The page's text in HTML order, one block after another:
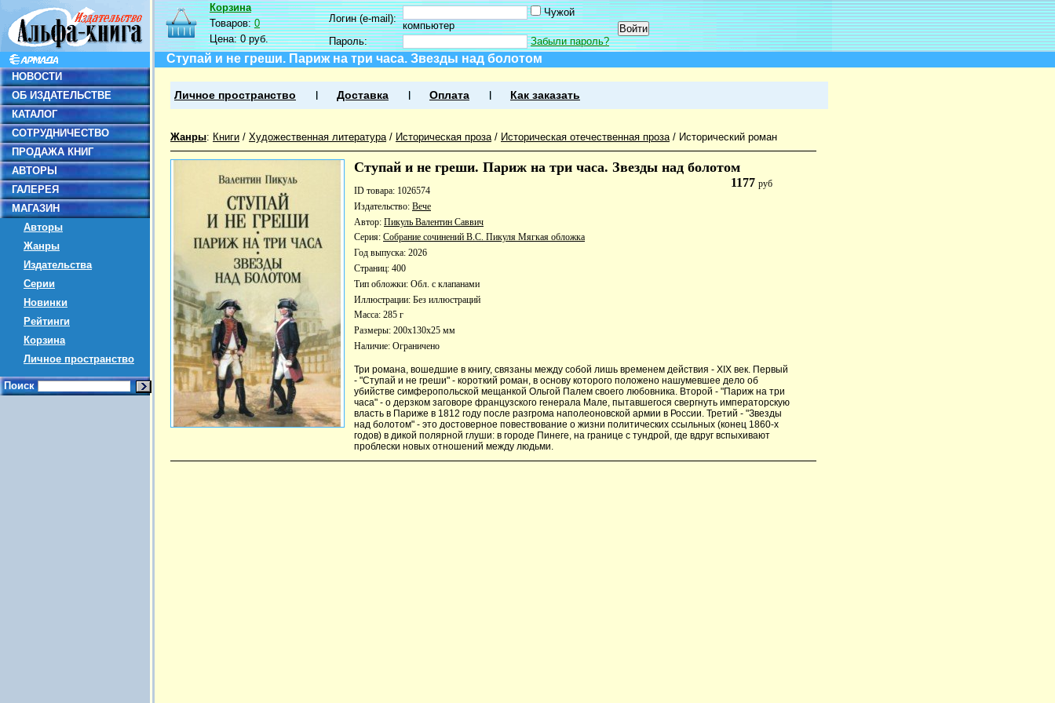
НОВОСТИ
ОБ ИЗДАТЕЛЬСТВЕ
КАТАЛОГ
СОТРУДНИЧЕСТВО
ПРОДАЖА КНИГ
АВТОРЫ
ГАЛЕРЕЯ
МАГАЗИН
Авторы
Жанры
Издательства
Серии
Новинки
Рейтинги
Корзина
Личное пространство
Поиск
Корзина
Товаров:0
Цена:0 руб.
Логин (e-mail):
Чужой
компьютер
Пароль:
Забыли пароль?
Ступай и не греши. Париж на три часа. Звезды над болотом
Личное пространство Доставка Оплата Как заказать
Жанры: Книги / Художественная литература/ Историческая проза/ Историческая отечественная проза/ Исторический роман
Ступай и не греши. Париж на три часа. Звезды над болотом
1177руб
ID товара: 1026574
Издательство: Вече
Автор: Пикуль Валентин Саввич
Серия: Собрание сочинений В.С. Пикуля Мягкая обложка
Год выпуска: 2026
Страниц: 400
Тип обложки: Обл. с клапанами
Иллюстрации: Без иллюстраций
Масса: 285 г
Размеры: 200x130x25 мм
Наличие: Ограничено
Три романа, вошедшие в книгу, связаны между собой лишь временем действия - XIX век. Первый
- "Ступай и не греши" - короткий роман, в основу которого положено нашумевшее дело об
убийстве симферопольской мещанкой Ольгой Палем своего любовника. Второй - "Париж на три
часа" - о дерзком заговоре французского генерала Мале, пытавшегося свергнуть императорскую
власть в Париже в 1812 году после разгрома наполеоновской армии в России. Третий - "Звезды
над болотом" - это достоверное повествование о жизни политических ссыльных (конец 1860-х
годов) в дикой полярной глуши: в городе Пинеге, на границе с тундрой, где вдруг вспыхивают
проблески новых отношений между людьми.